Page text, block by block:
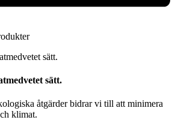
sätt.
åtgärder bidrar vi till att minimera
klimat.